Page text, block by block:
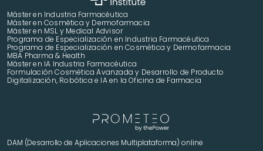
Máster en Industria Farmacéutica
Máster en Cosmética y Dermofarmacia
Máster en MSL y Medical Advisor
Programa de Especialización en Industria Farmacéutica
Programa de Especialización en Cosmética y Dermofarmacia
MBA Pharma & Health
Máster en IA Industria Farmacéutica
Formulación Cosmética Avanzada y Desarrollo de Producto
Digitalización, Robótica e IA en la Oficina de Farmacia
DAM (Desarrollo de Aplicaciones Multiplataforma) online